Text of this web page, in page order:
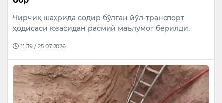
Чирчиқ шаҳрида содир бўлган йўл-транспорт
ҳодисаси юзасидан расмий маълумот берилди.
11:39 / 25.07.2026